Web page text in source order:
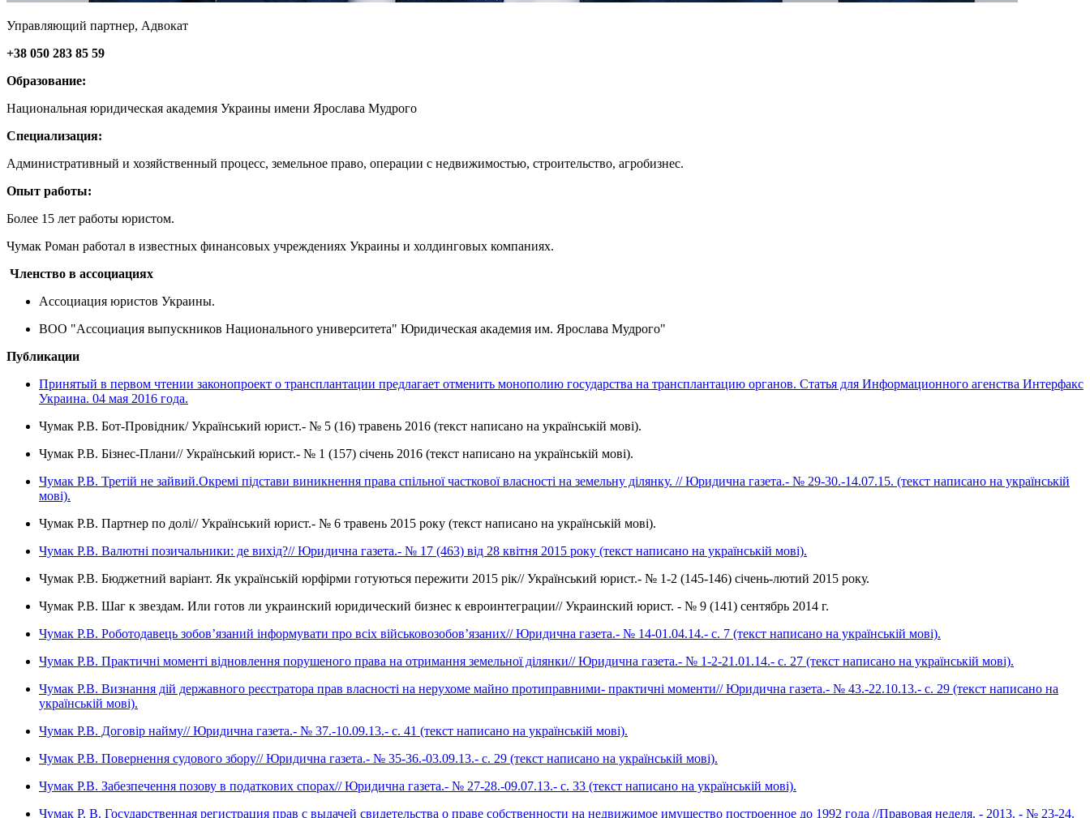
Управляющий партнер, Адвокат
+38 050 283 85 59
Образование:
Национальная юридическая академия Украины имени Ярослава Мудрого
Специализация:
Административный и хозяйственный процесс, земельное право, операции с недвижимостью, строительство, агробизнес.
Опыт работы:
Более 15 лет работы юристом.
Чумак Роман работал в известных финансовых учреждениях Украины и холдинговых компаниях.
Членство в ассоциациях
Ассоциация юристов Украины.
ВОО "Ассоциация выпускников Национального университета" Юридическая академия им. Ярослава Мудрого"
Публикации
Принятый в первом чтении законопроект о трансплантации предлагает отменить монополию государства на трансплантацию органов. Статья для Информационного агенства Интерфакс
Украина. 04 мая 2016 года.
Чумак Р.В. Бот-Провідник/ Український юрист.- № 5 (16) травень 2016 (текст написано на українській мові).
Чумак Р.В. Бізнес-Плани// Український юрист.- № 1 (157) січень 2016 (текст написано на українській мові).
Чумак Р.В. Третій не зайвий.Окремі підстави виникнення права спільної часткової власності на земельну ділянку. // Юридична газета.- № 29-30.-14.07.15. (текст написано на українській
мові).
Чумак Р.В. Партнер по долі// Український юрист.- № 6 травень 2015 року (текст написано на українській мові).
Чумак Р.В. Валютні позичальники: де вихід?// Юридична газета.- № 17 (463) від 28 квітня 2015 року (текст написано на українській мові).
Чумак Р.В. Бюджетний варіант. Як українській юрфірми готуються пережити 2015 рік// Український юрист.- № 1-2 (145-146) січень-лютий 2015 року.
Чумак Р.В. Шаг к звездам. Или готов ли украинский юридический бизнес к евроинтеграции// Украинский юрист. - № 9 (141) сентябрь 2014 г.
Чумак Р.В. Роботодавець зобов’язаний інформувати про всіх військовозобов’язаних// Юридична газета.- № 14-01.04.14.- с. 7 (текст написано на українській мові).
Чумак Р.В. Практичні моменті відновлення порушеного права на отримання земельної ділянки// Юридична газета.- № 1-2-21.01.14.- с. 27 (текст написано на українській мові).
Чумак Р.В. Визнання дій державного реєстратора прав власності на нерухоме майно протиправними- практичні моменти// Юридична газета.- № 43.-22.10.13.- с. 29 (текст написано на
українській мові).
Чумак Р.В. Договір найму// Юридична газета.- № 37.-10.09.13.- с. 41 (текст написано на українській мові).
Чумак Р.В. Повернення судового збору// Юридична газета.- № 35-36.-03.09.13.- с. 29 (текст написано на українській мові).
Чумак Р.В. Забезпечення позову в податкових спорах// Юридична газета.- № 27-28.-09.07.13.- с. 33 (текст написано на українській мові).
Чумак Р. В. Государственная регистрация прав с выдачей свидетельства о праве собственности на недвижимое имущество построенное до 1992 года //Правовая неделя. - 2013. - № 23-24.